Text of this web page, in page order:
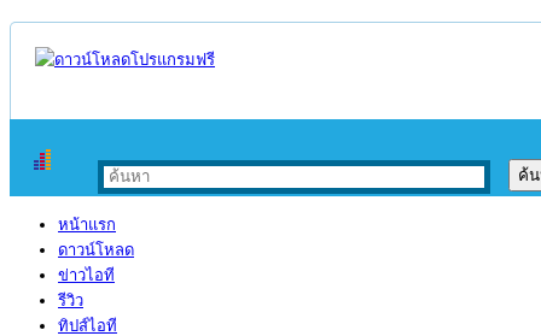
หน้าแรก
ดาวน์โหลด
ข่าวไอที
รีวิว
ทิปส์ไอที